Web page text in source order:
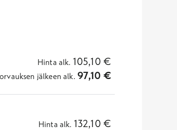
Hinta alk. 105,10 €
jälkeen alk. 97,10 €
Hinta alk. 132,10 €